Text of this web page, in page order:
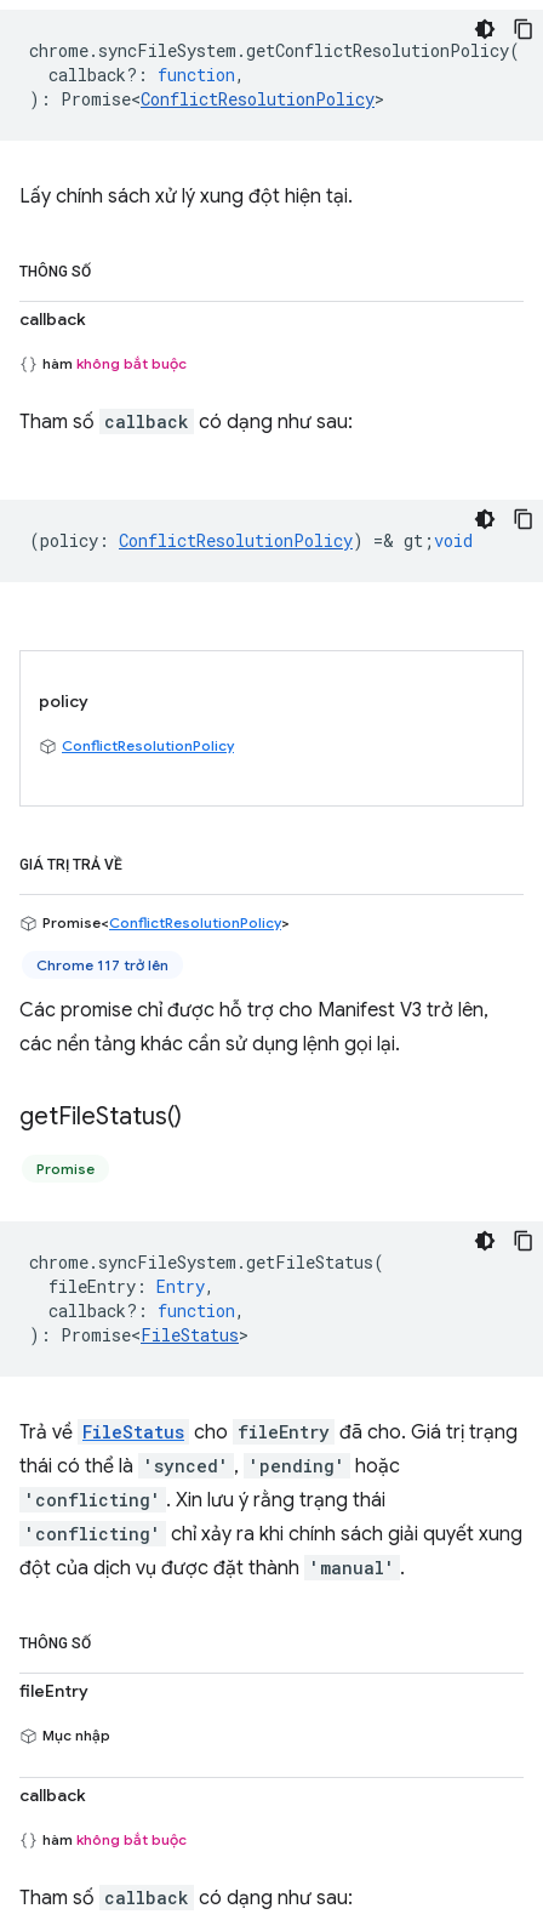
chrome. syncFileSystem .getConflictResolutionPolicy(
callback? : function,
) : Promise<ConflictResolutionPolicy>
Lấy chính sách xử lý xung đột hiện tại.
THÔNG SỐ
callback
hàm không bắt buộc
Tham số callback có dạng như sau:
(policy : ConflictResolutionPolicy) =& gt;void
policy
ConflictResolutionPolicy
GIÁ TRỊ TRẢ VỀ
Promise<ConflictResolutionPolicy>
Chrome 117 trở lên
Các promise chỉ được hỗ trợ cho Manifest V3 trở lên,
các nền tảng khác cần sử dụng lệnh gọi lại.
getFileStatus()
Promise
chrome. syncFileSystem .getFileStatus(
fileEntry : Entry,
callback? : function,
) : Promise<FileStatus>
Trả về FileStatus cho fileEntry đã cho. Giá trị trạng
thái có thể là
'synced' , 'pending' hoặc
'conflicting' . Xin lưu ý rằng trạng thái
'conflicting'
chỉ xảy ra khi chính sách giải quyết xung
đột của dịch vụ được đặt thành
'manual' .
THÔNG SỐ
fileEntry
Mục nhập
callback
hàm không bắt buộc
Tham số callback có dạng như sau: